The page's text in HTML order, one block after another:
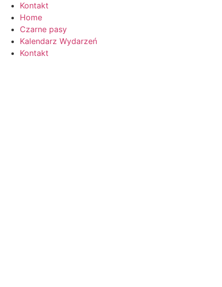
Kontakt
Home
Czarne pasy
Kalendarz Wydarzeń
Kontakt